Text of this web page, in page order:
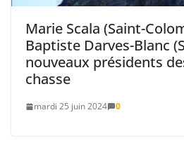
Marie Scala (Saint-
Baptiste Darves-Blanc
nouveaux présidents
chasse
mardi 25 juin 2024 0